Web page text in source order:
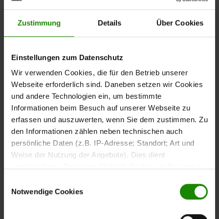
Zustimmung Details Über Cookies
Einstellungen zum Datenschutz
Wir verwenden Cookies, die für den Betrieb unserer
Webseite erforderlich sind. Daneben setzen wir Cookies
und andere Technologien ein, um bestimmte
Informationen beim Besuch auf unserer Webseite zu
erfassen und auszuwerten, wenn Sie dem zustimmen. Zu
den Informationen zählen neben technischen auch
persönliche Daten (z.B. IP-Adresse; Standort; Art und
Weise der Nutzung der Angebote). Dies dient
nutzen, indem sie Informationen sammeln und sie
anonymisiert für statistische Zwecke auszuwerten.
Marketing Cookies helfen uns, Ihnen personalisierte
Notwendige Cookies
Massivholz trifft auf Glas –
für stilvolle Kontraste
bilden zusammen mit derbiancofarbenen Rückwand
einen spannenden Hell-Dunkel-Kontrast. Der
schwarz geölter Asteiche sorgt für Tiefe und eine
exklusive Optik. Die Kombination aus Holz und
dunkelgrauem Parsolglas verleiht der Wohnwand eine
edle, zeitlose Anmutung – perfekt für ein gemütlich-
modernes Zuhause mit Charakter.
Individuell kombinierbar –
die Elemente im Detail